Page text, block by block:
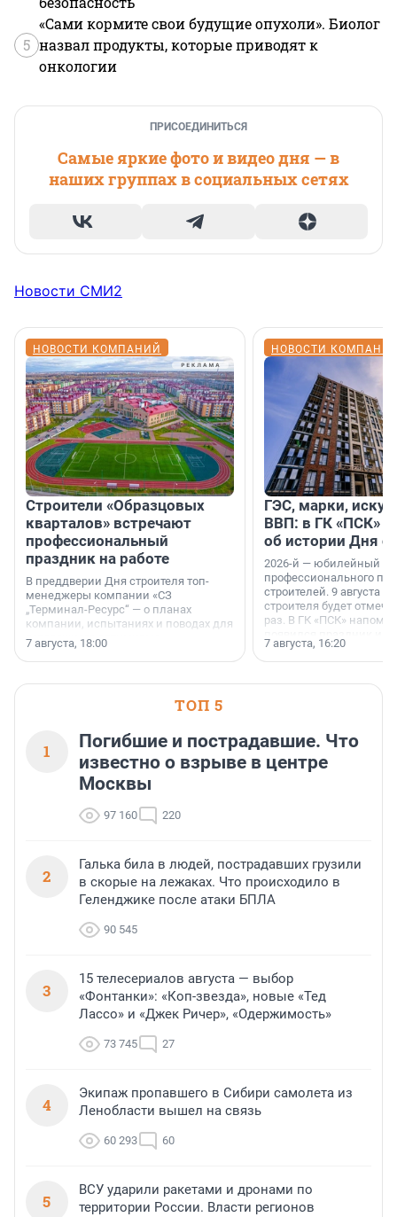
5
«Сами кормите свои будущие опухоли». Биолог
назвал продукты, которые приводят к
онкологии
ПРИСОЕДИНИТЬСЯ
Самые яркие фото и видео дня — в
наших группах в социальных сетях
Новости СМИ2
НОВОСТИ КОМПАНИЙ
Строители «Образцовых
кварталов» встречают
профессиональный
праздник на работе
В преддверии Дня строителя топ-
менеджеры компании «СЗ
„Терминал-Ресурс“ — о планах
компании, испытаниях и поводах для
осторожного оптимизма.
7 августа, 18:00
НОВОСТИ
ГЭС, марки,
ВВП: в ГК «ПСК»
об истории Дня
2026-й — юбилейный
профессионального
строителей. 9 августа
строителя будет
раз. В ГК «ПСК»
поменялась роль
7 августа, 16:20
ТОП 5
1
Погибшие и пострадавшие. Что
известно о взрыве в центре
Москвы
97 160 220
2
Галька била в людей, пострадавших грузили
в скорые на лежаках. Что происходило в
Геленджике после атаки БПЛА
90 545
3
15 телесериалов августа — выбор
«Фонтанки»: «Коп-звезда», новые «Тед
Лассо» и «Джек Ричер», «Одержимость»
73 745 27
4
Экипаж пропавшего в Сибири самолета из
Ленобласти вышел на связь
60 293 60
5
ВСУ ударили ракетами и дронами по
территории России. Власти регионов